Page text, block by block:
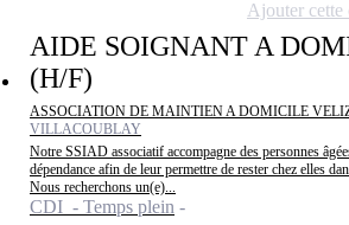
AIDE SOIGNANT A
(H/F)
ASSOCIATION DE MAINTIEN A DOMICILE
VILLACOUBLAY
Notre SSIAD associatif accompagne des personnes
dépendance afin de leur permettre de rester chez elles
Nous recherchons un(e)...
CDI - Temps plein
Ajouter cette